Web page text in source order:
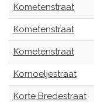
Kometenstraat
Kometenstraat
Kometenstraat
Kornoeljestraat
Korte Bredestraat